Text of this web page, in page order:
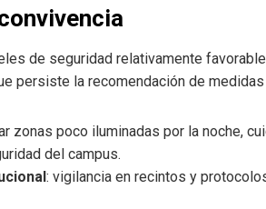
de seguridad relativamente
persiste la recomendación de
zonas poco iluminadas por la noche,
del campus.
: vigilancia en recintos y